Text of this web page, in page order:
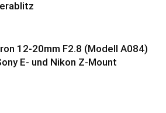
12-20mm F2.8 (Modell A084)
E- und Nikon Z-Mount